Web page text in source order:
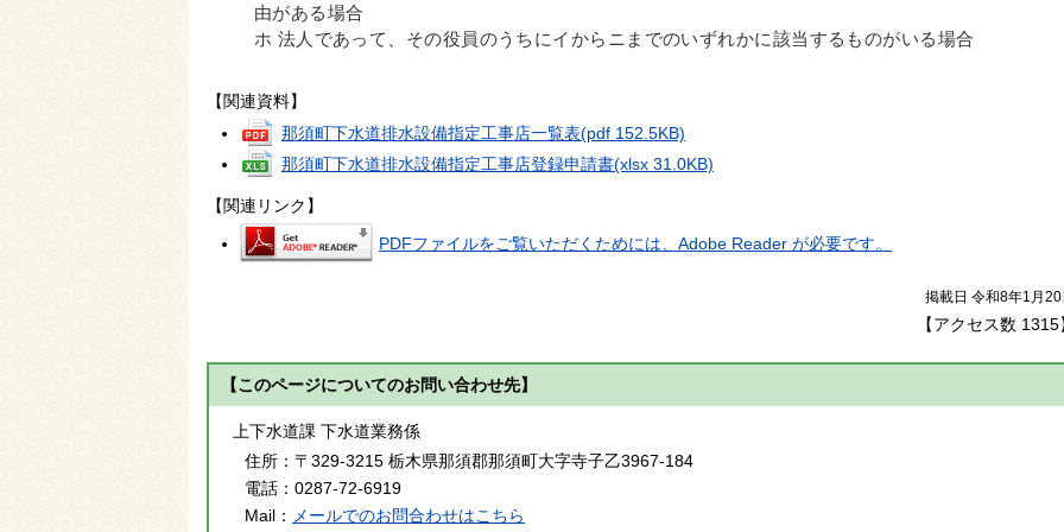
由がある場合
ホ 法人であって、その役員のうちにイからニまでのいずれかに該当するものがいる場合
【関連資料】
那須町下水道排水設備指定工事店一覧表(pdf 152.5KB)
那須町下水道排水設備指定工事店登録申請書(xlsx 31.0KB)
【関連リンク】
PDFファイルをご覧いただくためには、Adobe Reader が必要です。
掲載日 令和8年1月
【アクセス数 1315
【このページについてのお問い合わせ先】
上下水道課 下水道業務係
住所： 〒329-3215 栃木県那須郡那須町大字寺子乙3967-184
電話： 0287-72-6919
Mail： メールでのお問合わせはこちら